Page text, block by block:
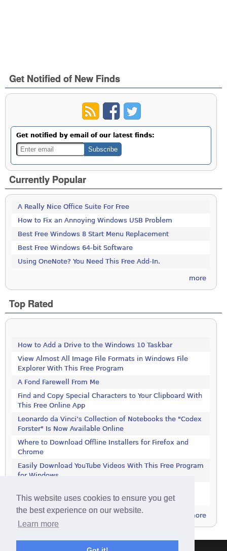
This website uses cookies to ensure you get
the best experience on our website.
Learn more
Get Notified of New Finds
Get notified by email of our latest finds:
Currently Popular
A Really Nice Office Suite For Free
How to Fix an Annoying Windows USB Problem
Best Free Windows 8 Start Menu Replacement
Best Free Windows 64-bit Software
Using OneNote? You Need This Free Add-In.
more
Top Rated
How to Add a Drive to the Windows 10 Taskbar
View Almost All Image File Formats in Windows File
Explorer With This Free Program
A Fond Farewell From Me
Find and Copy Special Characters to Your Clipboard With
This Free Online App
Leonardo da Vinci’s Collection of Notebooks the "Codex
Forster" Is Now Available Online
Where to Download Offline Installers for Firefox and
Chrome
Easily Download YouTube Videos With This Free Program
for Windows
Defender Firewall
more